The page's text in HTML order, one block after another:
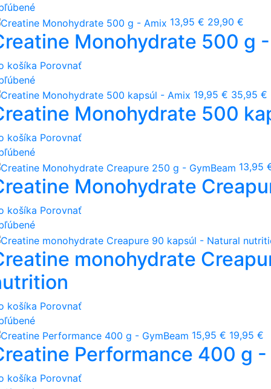
13,95 € 29,90 €
Monohydrate 500 g
košíka Porovnať
19,95 € 35,95 €
Monohydrate 500
košíka Porovnať
13,95
Monohydrate
košíka Porovnať
monohydrate
košíka Porovnať
15,95 € 19,95 €
Performance 400 g -
košíka Porovnať